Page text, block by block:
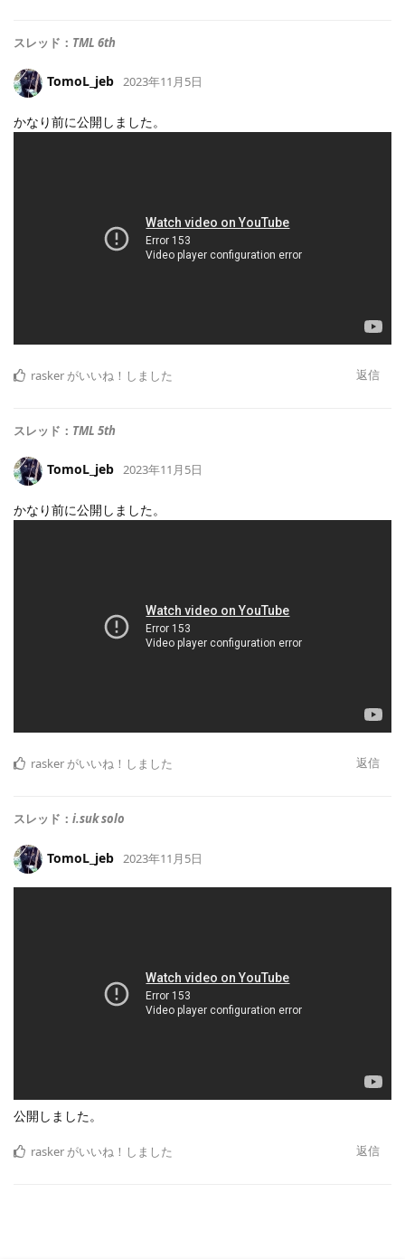
スレッド： TML 6th
TomoL_jeb 2023年11月5日
かなり前に公開しました。
返信
rasker がいいね！しました
スレッド： TML 5th
TomoL_jeb 2023年11月5日
かなり前に公開しました。
返信
rasker がいいね！しました
スレッド： i.suk solo
TomoL_jeb 2023年11月5日
公開しました。
返信
rasker がいいね！しました